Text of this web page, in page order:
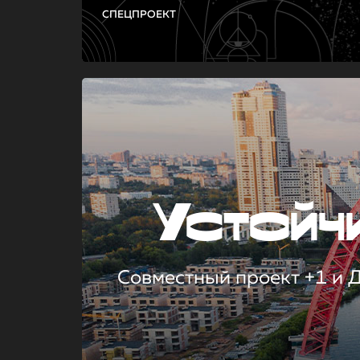
СПЕЦПРОЕКТ
Совместный проект +1 и